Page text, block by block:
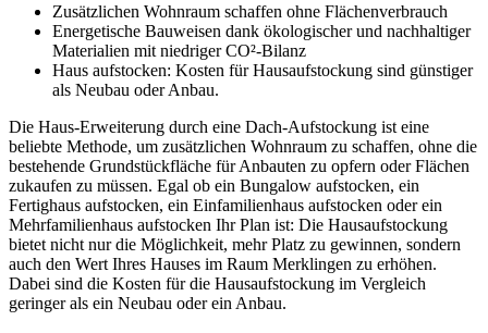
Zusätzlichen Wohnraum schaffen ohne Flächenverbrauch
Energetische Bauweisen dank ökologischer und nachhaltiger
Materialien mit niedriger CO²-Bilanz
Haus aufstocken: Kosten für Hausaufstockung sind günstiger
als Neubau oder Anbau.
Die Haus-Erweiterung durch eine Dach-Aufstockung ist eine
beliebte Methode, um zusätzlichen Wohnraum zu schaffen, ohne die
bestehende Grundstückfläche für Anbauten zu opfern oder Flächen
zukaufen zu müssen. Egal ob ein Bungalow aufstocken, ein
Fertighaus aufstocken, ein Einfamilienhaus aufstocken oder ein
Mehrfamilienhaus aufstocken Ihr Plan ist: Die Hausaufstockung
bietet nicht nur die Möglichkeit, mehr Platz zu gewinnen, sondern
auch den Wert Ihres Hauses im Raum Merklingen zu erhöhen.
Dabei sind die Kosten für die Hausaufstockung im Vergleich
geringer als ein Neubau oder ein Anbau.